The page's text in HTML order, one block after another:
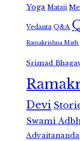
Yoga Mataji
Vedanta Q&A
Ramakrishna Math
Srimad
Devi
Swami
Advaitananda